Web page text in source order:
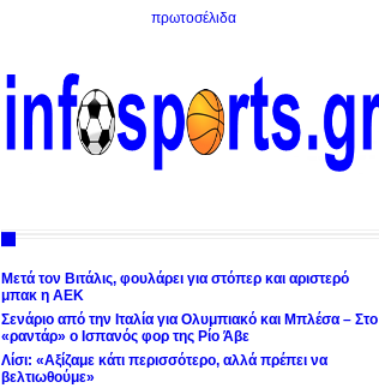
πρωτοσέλιδα
Μετά τον Βιτάλις, φουλάρει για στόπερ και αριστερό
μπακ η ΑΕΚ
Σενάριο από την Ιταλία για Ολυμπιακό και Μπλέσα – Στο
«ραντάρ» ο Ισπανός φορ της Ρίο Άβε
Λίσι: «Αξίζαμε κάτι περισσότερο, αλλά πρέπει να
βελτιωθούμε»